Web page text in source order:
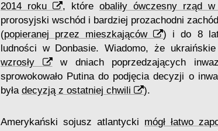
2014 roku
, które obaliły ówczesny rząd
prorosyjski wschód i bardziej prozachodni
(popieranej przez mieszkająców
) i do 8 lat
ludności w Donbasie. Wiadomo, że
wzrosły
w dniach poprzedzających
sprowokowało Putina do podjęcia decyzji o
była decyzją z ostatniej chwili ).
Amerykański sojusz atlantycki mógł łatwo